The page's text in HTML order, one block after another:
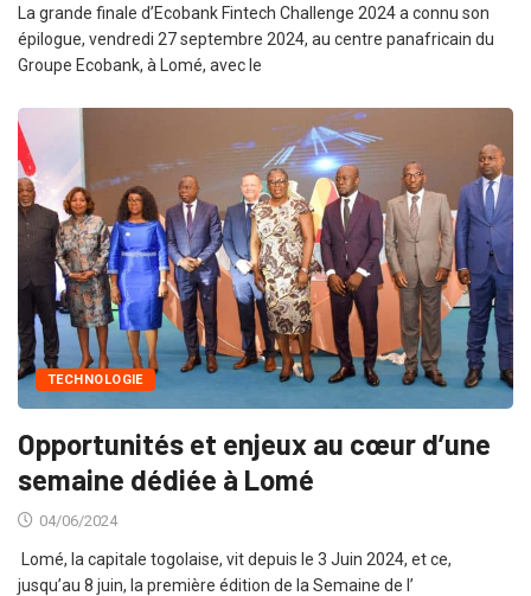
La grande finale d’Ecobank Fintech Challenge 2024 a connu son
épilogue, vendredi 27 septembre 2024, au centre panafricain du
Groupe Ecobank, à Lomé, avec le
TECHNOLOGIE
Opportunités et enjeux au cœur d’une
semaine dédiée à Lomé
04/06/2024
Lomé, la capitale togolaise, vit depuis le 3 Juin 2024, et ce,
jusqu’au 8 juin, la première édition de la Semaine de l’